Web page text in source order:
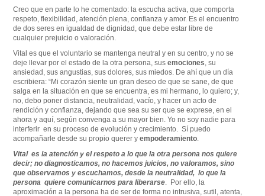
Creo que en parte lo he comentado: la escucha activa, que comporta
respeto, flexibilidad, atención plena, confianza y amor. Es el encuentro
de dos seres en igualdad de dignidad, que debe estar libre de
cualquier prejuicio o valoración.
Vital es que el voluntario se mantenga neutral y en su centro, y no se
deje llevar por el estado de la otra persona, susemociones , su
ansiedad, sus angustias, sus dolores, sus miedos. De ahí que un día
escribiera: “Mi corazón siente un gran deseo de que se sane, de que
salga en la situación en que se encuentra, es mi hermano, lo quiero; y,
no, debo poner distancia, neutralidad, vacío, y hacer un acto de
rendición y confianza, dejando que sea su ser que se exprese, en el
ahora y aquí, según convenga a su mayor bien. Yo no soy nadie para
interferir en su proceso de evolución y crecimiento. Sí puedo
acompañarle desde su propio querer yempoderamiento
Vital es la atención y el respeto a lo que la otra persona nos quiere
decir; no diagnosticamos, no hacemos juicios, no valoramos, sino
que observamos y escuchamos, desde la neutralidad, lo que la
persona quiere comunicarnos para liberarse . Por ello, la
aproximación a la persona ha de ser de forma no intrusiva, sutil, atenta,